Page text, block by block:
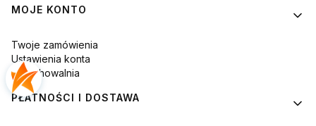
MOJE KONTO
Twoje zamówienia
Ustawienia konta
Przechowalnia
PŁATNOŚCI I DOSTAWA